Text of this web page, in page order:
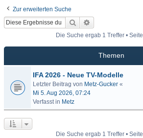
Zur erweiterten Suche
Suche
Die Suche ergab 1 Treffer • Seite
Themen
IFA 2026 - Neue TV-Modelle
Letzter Beitrag von Metz-Gucker «
Mi 5. Aug 2026, 07:24
Verfasst in Metz
Die Suche ergab 1 Treffer • Seite